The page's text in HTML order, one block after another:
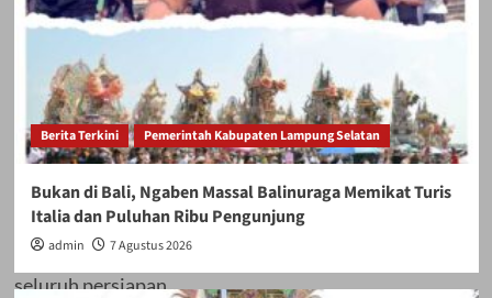
Paguyuban Petani
Singkong Lampung
Timur, Maradoni,
menegaskan bahwa
seluruh persiapan
Berita Terkini Pemerintah Kabupaten Lampung Selatan
Bukan di Bali, Ngaben Massal Balinuraga Memikat Turis
Italia dan Puluhan Ribu Pengunjung
admin 7 Agustus 2026